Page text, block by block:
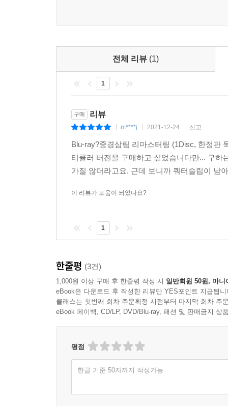
전체 리뷰 (1)
1
구매 리뷰
m****j 2021-12-24 신고
Blu-ray?중경삼림 리마스터링 (1Disc, 한정판
티큘러 버전을 구매하고 싶었습니다만... 구
가질 않더라고요. 근데 보니까 쿼터슬립이 남
이 리뷰가 도움이 되었나요?
1
한줄평 (3건)
1,000원 이상 구매 후 한줄평 작성 시 일반회원 50원, 마니
eBook은 다운로드 후 작성한 리뷰만 YES포인트 지급됩니
클래스는 첫번째 회차 주문확정 시점부터 마지막 회차 주
eBook 페이백, CD/LP, DVD/Blu-ray, 패션 및 판매금지 상
평점
한글 기준 50자까지 작성가능